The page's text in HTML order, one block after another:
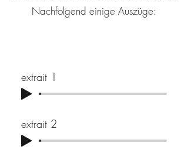
Nachfolgend einige Auszüge:
extrait 1
extrait 2